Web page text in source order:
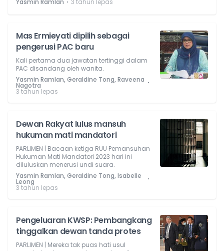
Yasmin Ramlan
3 tahun lepas
Mas Ermieyati dipilih sebagai
pengerusi PAC baru
Kali pertama dua jawatan tertinggi dalam
PAC disandang oleh wanita.
Yasmin Ramlan, Geraldine Tong, Raveena
Nagotra ⋅
3 tahun lepas
Dewan Rakyat lulus mansuh
hukuman mati mandatori
PARLIMEN | Bacaan ketiga RUU Pemansuhan
Hukuman Mati Mandatori 2023 hari ini
diluluskan menerusi undi suara.
Yasmin Ramlan, Geraldine Tong, Isabelle
Leong ⋅
3 tahun lepas
Pengeluaran KWSP: Pembangkang
tinggalkan dewan tanda protes
PARLIMEN | Mereka tak puas hati usul